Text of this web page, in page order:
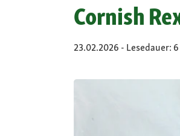
Cornish
23.02.2026 - Lesedauer: